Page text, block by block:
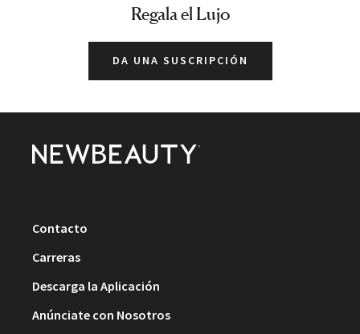
Regala el Lujo
DA UNA SUSCRIPCIÓN
Contacto
Carreras
Descarga la Aplicación
Anúnciate con Nosotros